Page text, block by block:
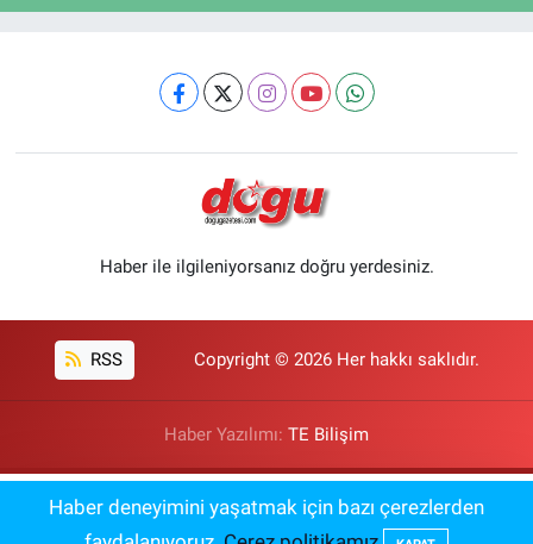
Haber ile ilgileniyorsanız doğru yerdesiniz.
RSS Copyright © 2026 Her hakkı saklıdır.
Haber Yazılımı: TE Bilişim
Haber deneyimini yaşatmak için bazı çerezlerden
14:21 Sır Perdesi Aralandı: İntihar ve Kaza Süsü
Verilen İki Şüpheli Ölümde Büyük